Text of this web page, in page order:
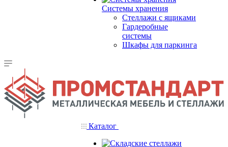
Системы хранения
Стеллажи с ящиками
Гардеробные
системы
Шкафы для паркинга
Каталог